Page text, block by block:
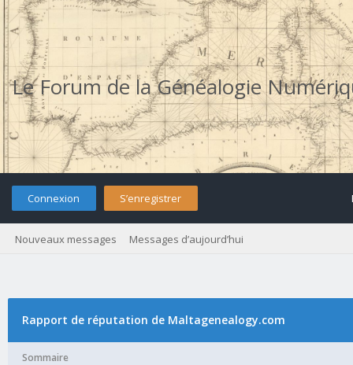
Le Forum de la Généalogie
Connexion S’enregistrer
Nouveaux messages Messages d’aujourd’hui
Rapport de réputation de Maltagenealogy.com
Sommaire